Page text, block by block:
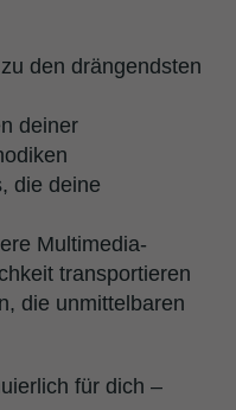
den drängendsten
deiner
die deine
Multimedia-
transportieren
die unmittelbaren
für dich –